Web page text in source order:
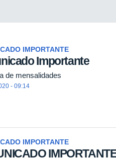
IMPORTANTE
Importante
de mensalidades
- 09:14
IMPORTANTE